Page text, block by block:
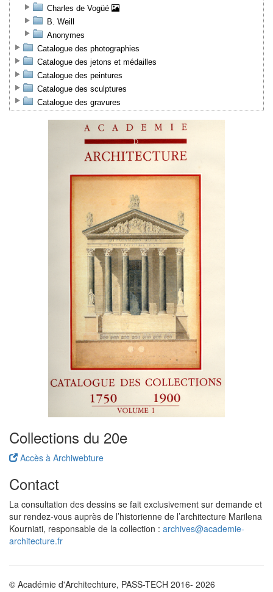
Charles de Vogüé
B. Weill
Anonymes
Catalogue des photographies
Catalogue des jetons et médailles
Catalogue des peintures
Catalogue des sculptures
Catalogue des gravures
Collections du 20e
Accès à Archiwebture
Contact
La consultation des dessins se fait exclusivement sur demande et
sur rendez-vous auprès de l’historienne de l’architecture Marilena
Kourniati, responsable de la collection : archives@academie-
architecture.fr
© Académie d'Architechture, PASS-TECH 2016- 2026